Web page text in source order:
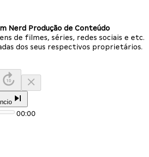
Nerd Produção de Conteúdo
de filmes, séries, redes sociais e etc.
dos seus respectivos proprietários.
00:00